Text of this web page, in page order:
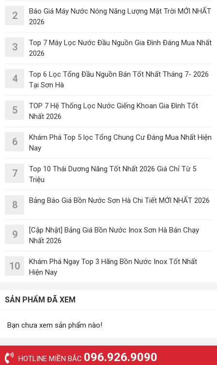
2
Báo Giá Máy Nước Nóng Năng Lượng Mặt Trời MỚI NHẤT
2026
3
Top 7 Máy Lọc Nước Đầu Nguồn Gia Đình Đáng Mua Nhất
2026
4
Top 6 Lọc Tổng Đầu Nguồn Bán Tốt Nhất Tháng 7- 2026
Tại Sơn Hà
5
TOP 7 Hệ Thống Lọc Nước Giếng Khoan Gia Đình Tốt
Nhất 2026
6
Khám Phá Top 5 lọc Tổng Chung Cư Đáng Mua Nhất Hiện
Nay
7
Top 10 Thái Dương Năng Tốt Nhất 2026 Giá Chỉ Từ 5
Triệu
8 Bảng Báo Giá Bồn Nước Sơn Hà Chi Tiết MỚI NHẤT 2026
9
[Cập Nhật] Bảng Giá Bồn Nước Inox Sơn Hà Bán Chạy
Nhất 2026
10
Khám Phá Ngay Top 3 Hãng Bồn Nước Inox Tốt Nhất
Hiện Nay
SẢN PHẨM ĐÃ XEM
Bạn chưa xem sản phẩm nào!
HOTLINE MIỀN BẮC 096.926.9090